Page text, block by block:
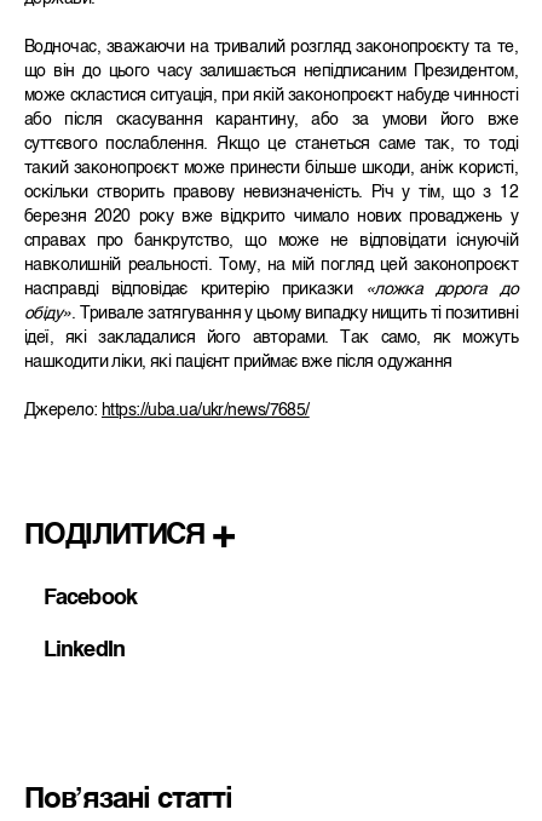
Водночас, зважаючи на тривалий розгляд законопроєкту та те,
що він до цього часу залишається непідписаним Президентом,
може скластися ситуація, при якій законопроєкт набуде чинності
або після скасування карантину, або за умови його вже
суттєвого послаблення. Якщо це станеться саме так, то тоді
такий законопроєкт може принести більше шкоди, аніж користі,
оскільки створить правову невизначеність. Річ у тім, що з 12
березня 2020 року вже відкрито чимало нових проваджень у
справах про банкрутство, що може не відповідати існуючій
навколишній реальності. Тому, на мій погляд цей законопроєкт
насправді відповідає критерію приказки
«ложка дорога до
обіду». Тривале затягування у цьому випадку нищить ті позитивні
ідеї, які закладалися його авторами. Так само, як можуть
нашкодити ліки, які пацієнт приймає вже після одужання
Джерело: https://uba.ua/ukr/news/7685/
ПОДІЛИТИСЯ
Facebook
LinkedIn
Пов’язані статті